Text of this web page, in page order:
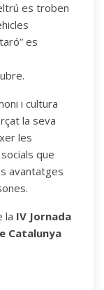
es troben
es
i cultura
la seva
les
que
avantatges
la IV Jornada
Catalunya